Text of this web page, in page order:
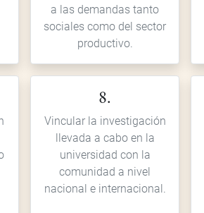
a las demandas tanto
sociales como del sector
productivo.
8.
Vincular la investigación
llevada a cabo en la
universidad con la
comunidad a nivel
nacional e internacional.